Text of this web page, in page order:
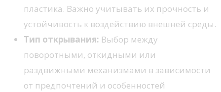
пластика. Важно учитывать их прочность и
устойчивость к воздействию внешней среды.
Тип открывания: Выбор между
поворотными, откидными или
раздвижными механизмами в зависимости
от предпочтений и особенностей